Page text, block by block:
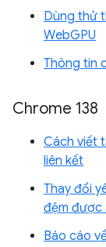
Dùng thử
WebGPU
Thông tin
Chrome 138
Cách viết
liên kết
Thay đổi
đệm được
Báo cáo